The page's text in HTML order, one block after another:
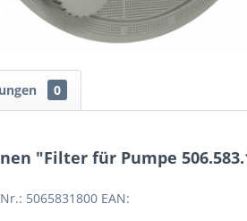
0
"Filter für Pumpe
5065831800 EAN: